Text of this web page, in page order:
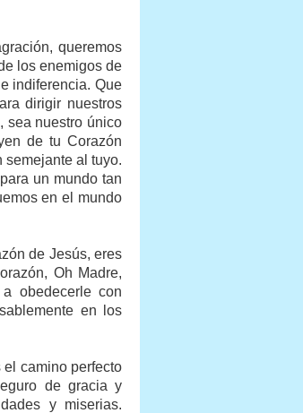
queremos
los enemigos de
indiferencia. Que
dirigir nuestros
sea nuestro único
de tu Corazón
semejante al tuyo.
un mundo tan
en el mundo
de Jesús, eres
Oh Madre,
obedecerle con
en los
camino perfecto
de gracia y
y miserias.